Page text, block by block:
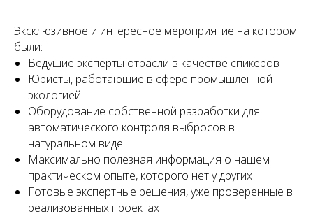
Эксклюзивное и интересное мероприятие на котором
были:
Ведущие эксперты отрасли в качестве спикеров
Юристы, работающие в сфере промышленной
экологией
Оборудование собственной разработки для
автоматического контроля выбросов в
натуральном виде
Максимально полезная информация о нашем
практическом опыте, которого нет у других
Готовые экспертные решения, уже проверенные в
реализованных проектах